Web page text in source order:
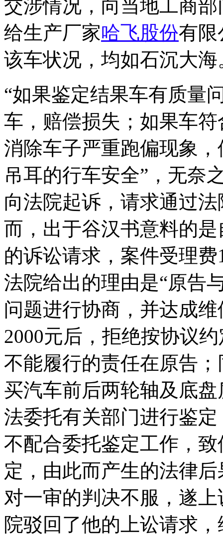
交涉情况，向当地工商
给生产厂家哈飞股份有限
该车状况，均如石沉大海
“如果鉴定结果车有质量
车，赔偿损失；如果车
消除车子严重跑偏现象
吊耳的行车安全”，无奈
向法院起诉，请求通过
而，出于谷汉书意料的
的诉讼请求，案件受理
法院给出的理由是“原告
问题进行协商，并达成
2000元后，拒绝按协议
不能履行的责任在原告
买汽车前后两轮轴及底
法委托有关部门进行鉴
不配合委托鉴定工作，
定，由此而产生的法律
对一审的判决不服，遂
院驳回了他的上讼请求